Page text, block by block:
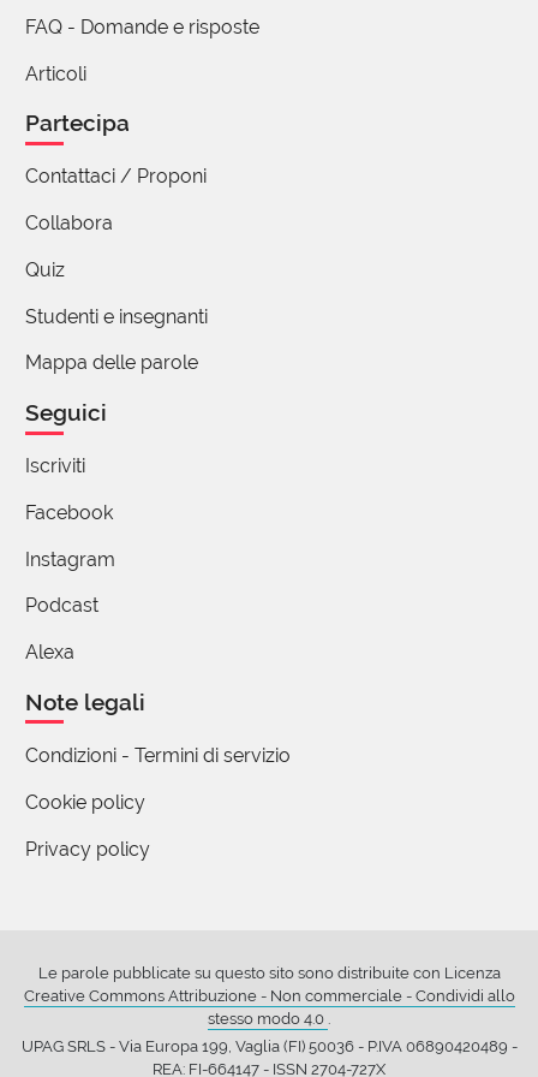
Anche a me si è immediatamente ripresentata
"A Silvia", in realtà unico contesto in cui abbia
studiato a memoria tante poesie alle
elementari!
ROMANA BACCHIANI
2000.
Primo: imparare delle poesie a memoria,
giovani, anche da vecchi. Le poesie fanno
compagnia, uno se le ripete mentalmente;
Beatrice De Santis
Manuela Martinetti
15 Marzo 2023 20:33
FAQ - Domande e risposte
Articoli
Partecipa
Contattaci / Proponi
Collabora
Quiz
Studenti e insegnanti
Mappa delle parole
Seguici
Iscriviti
Facebook
Instagram
Podcast
Alexa
Note legali
Condizioni - Termini di servizio
Cookie policy
Privacy policy
Le parole pubblicate su questo sito sono distribuite con Licenza
Creative Commons Attribuzione - Non commerciale - Condividi allo
stesso modo 4.0
UPAG SRLS - Via Europa 199, Vaglia (FI) 50036 - P.IVA 06890420489 -
REA: FI-664147 - ISSN 2704-727X